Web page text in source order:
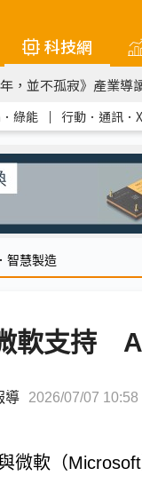
科技網
年，並不孤寂》產業導
綠能 ｜ 行動．通訊．
智慧製造
軟支持
導 2026/07/07 10:58
微軟（